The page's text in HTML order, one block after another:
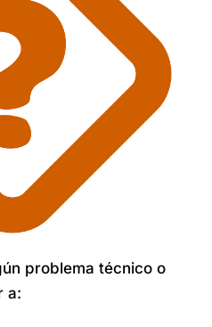
problema técnico o
a: